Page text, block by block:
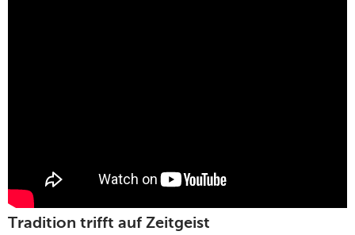
Tradition trifft auf Zeitgeist